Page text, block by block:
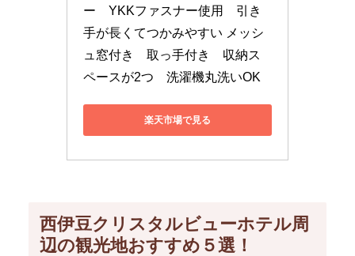
ー　YKKファスナー使用　引き
手が長くてつかみやすい メッシ
ュ窓付き　取っ手付き　収納ス
ペースが2つ　洗濯機丸洗いOK
楽天市場で見る
西伊豆クリスタルビューホテル周
辺の観光地おすすめ５選！